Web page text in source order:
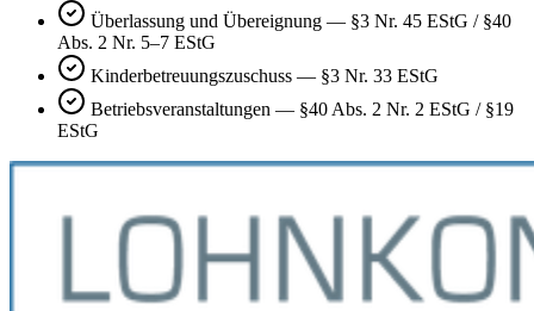
Überlassung und Übereignung — §3 Nr. 45 EStG / §40
Abs. 2 Nr. 5–7 EStG
Kinderbetreuungszuschuss — §3 Nr. 33 EStG
Betriebsveranstaltungen — §40 Abs. 2 Nr. 2 EStG / §19
EStG